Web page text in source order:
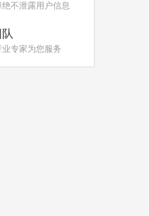
不泄露用户信息
专家为您服务